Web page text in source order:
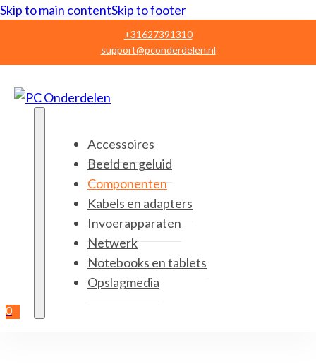
Skip to main contentSkip to footer
+31627391310
support@pconderdelen.nl
0
Accessoires
Beeld en geluid
Componenten
Kabels en adapters
Invoerapparaten
Netwerk
Notebooks en tablets
Opslagmedia